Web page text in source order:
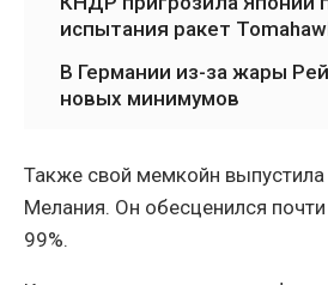
испытания ракет
В Германии из-за жары
новых минимумов
Также свой мемкойн
Мелания. Он обесценился
99%.